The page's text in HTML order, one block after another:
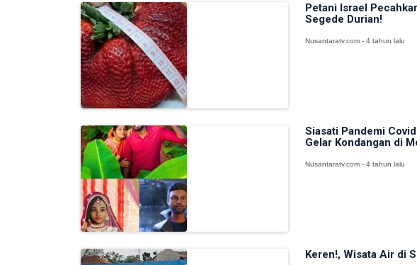
Petani Israel
Segede Durian!
Nusantaratv.com - 4 tahun lalu
Siasati Pandemi
Gelar Kondangan di
Nusantaratv.com - 4 tahun lalu
Keren!, Wisata Air di